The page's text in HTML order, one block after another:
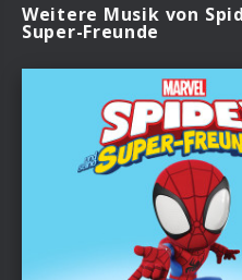
Weitere Musik von
Super-Freunde